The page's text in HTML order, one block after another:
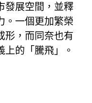
發展空間，並釋
。一個更加繁榮
形，而同奈也有
上的「騰飛」。